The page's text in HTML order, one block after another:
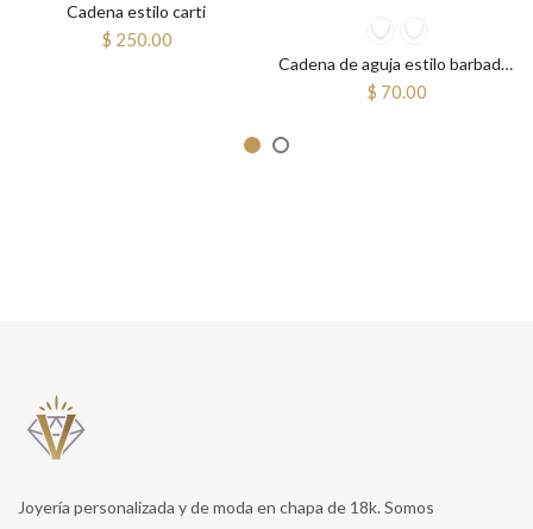
Cadena estilo carti
$ 250.00
Cadena de aguja estilo barbado ajustable
$ 70.00
Joyería personalizada y de moda en chapa de 18k. Somos